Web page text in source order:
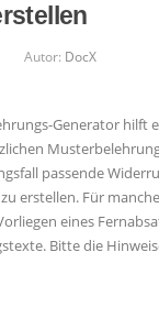
Autor: DocX
Generator hilft
passende
erstellen. Für
eines
Bitte die